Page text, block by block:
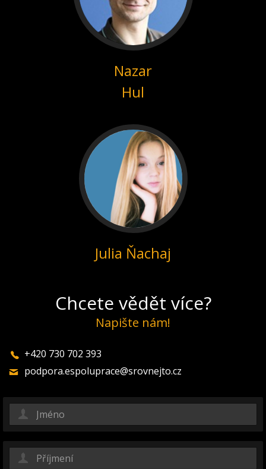
Nazar
Hul
Julia Ňachaj
Chcete vědět více?
Napište nám!
+420 730 702 393
podpora.espoluprace@srovnejto.cz